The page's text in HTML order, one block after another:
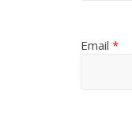
Email *